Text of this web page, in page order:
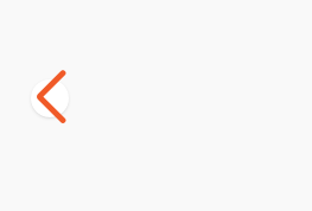
163,00